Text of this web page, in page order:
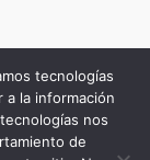
tecnologías
a la información
nos
de